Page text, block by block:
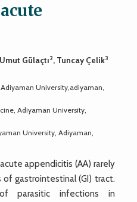
Gülaçtı2, Tuncay Çelik3
University,adiyaman,
Adiyaman University,
University, Adiyaman,
appendicitis (AA) rarely
gastrointestinal (GI) tract.
parasitic infections in